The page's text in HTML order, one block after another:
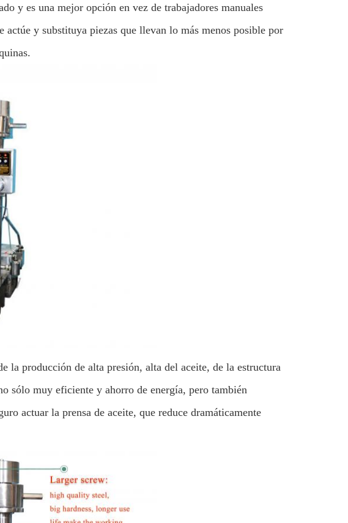
y es una mejor opción en vez de trabajadores manuales
y substituya piezas que llevan lo más menos posible por
la producción de alta presión, alta del aceite, de la estructura
sólo muy eficiente y ahorro de energía, pero también
actuar la prensa de aceite, que reduce dramáticamente